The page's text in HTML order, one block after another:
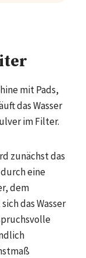
mit Pads,
das Wasser
im Filter.
zunächst das
eine
dem
das Wasser